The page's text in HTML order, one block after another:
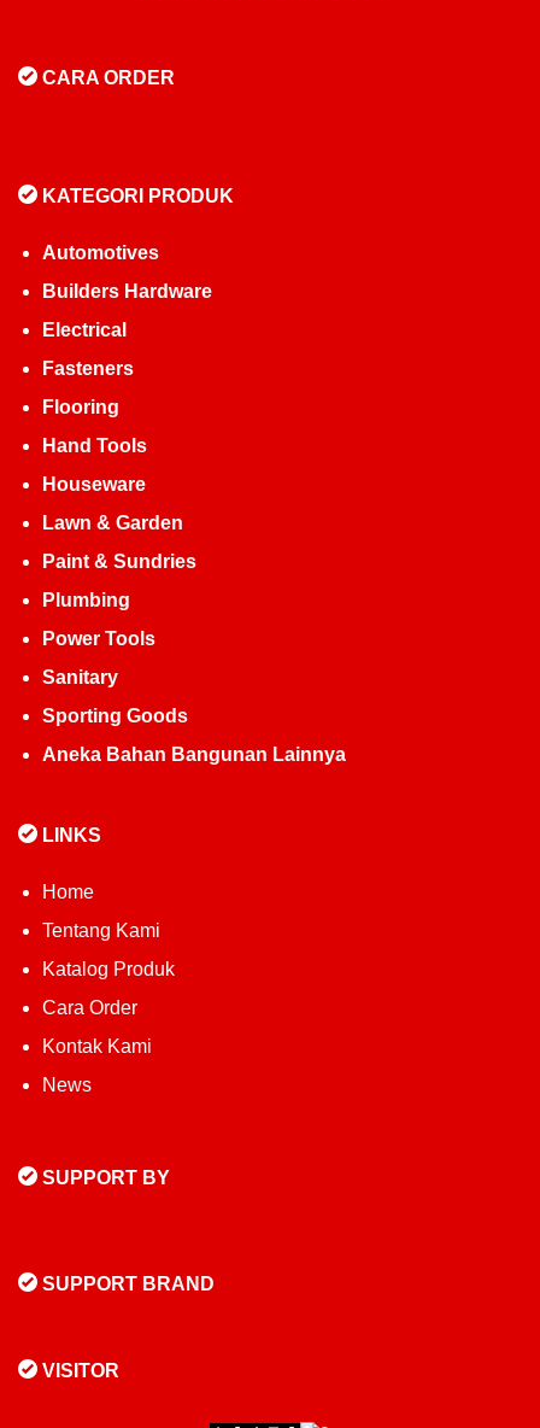
CARA ORDER
KATEGORI PRODUK
Automotives
Builders Hardware
Electrical
Fasteners
Flooring
Hand Tools
Houseware
Lawn & Garden
Paint & Sundries
Plumbing
Power Tools
Sanitary
Sporting Goods
Aneka Bahan Bangunan Lainnya
LINKS
Home
Tentang Kami
Katalog Produk
Cara Order
Kontak Kami
News
SUPPORT BY
SUPPORT BRAND
VISITOR